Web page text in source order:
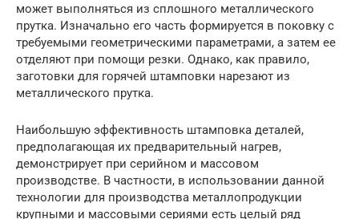
может выполняться из сплошного металлического
прутка. Изначально его часть формируется в поковку с
требуемыми геометрическими параметрами, а затем ее
отделяют при помощи резки. Однако, как правило,
заготовки для горячей штамповки нарезают из
металлического прутка.
Наибольшую эффективность штамповка деталей,
предполагающая их предварительный нагрев,
демонстрирует при серийном и массовом
производстве. В частности, в использовании данной
технологии для производства металлопродукции
крупными и массовыми сериями есть целый ряд